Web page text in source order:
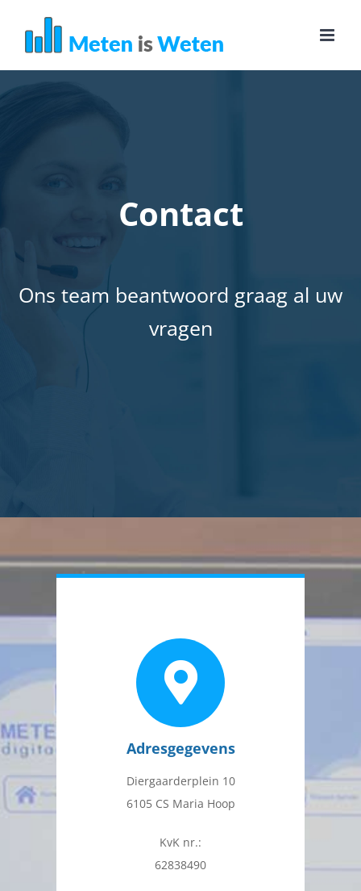
inhoud
Contact
Ons team beantwoord graag al uw
vragen
Adresgegevens
Diergaarderplein 10
6105 CS Maria Hoop
KvK nr.:
62838490